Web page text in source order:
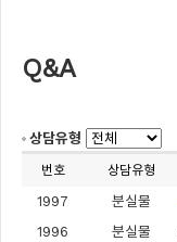
Q&A
상담유형
번호 상담유형
1997 분실물
1996
분실물